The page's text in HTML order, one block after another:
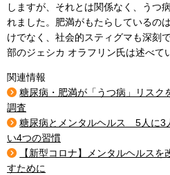
しますが、それとは関係なく、うつ
れました。肥満がもたらしているの
けでなく、社会的スティグマも深刻
部のジェシカ オラフリン氏は述べて
関連情報
糖尿病・肥満が「うつ病」リス
調査
糖尿病とメンタルヘルス 5人に
い4つの習慣
【新型コロナ】メンタルヘルス
すために